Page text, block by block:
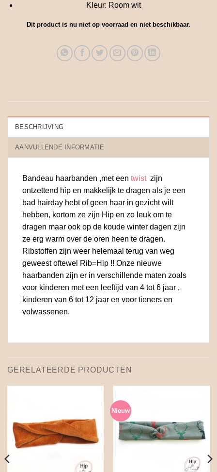
Kleur: Room wit
Dit product is nu niet op voorraad en niet beschikbaar.
BESCHRIJVING
AANVULLENDE INFORMATIE
Bandeau haarbanden ,met een twist zijn
ontzettend hip en makkelijk te dragen als je een
bad hairday hebt of geen haar in gezicht wilt
hebben, kortom ze zijn Hip en zo leuk om te
dragen maar ook op de koude winter dagen zijn
ze erg warm over de oren heen te dragen.
Ribstoffen zijn weer helemaal terug van weg
geweest oftewel Rib=Hip !! Onze nieuwe
haarbanden zijn er in verschillende maten zoals
voor kinderen met een leeftijd van 4 tot 6 jaar ,
kinderen van 6 tot 12 jaar en voor tieners en
volwassenen.
GERELATEERDE PRODUCTEN
Nieuw